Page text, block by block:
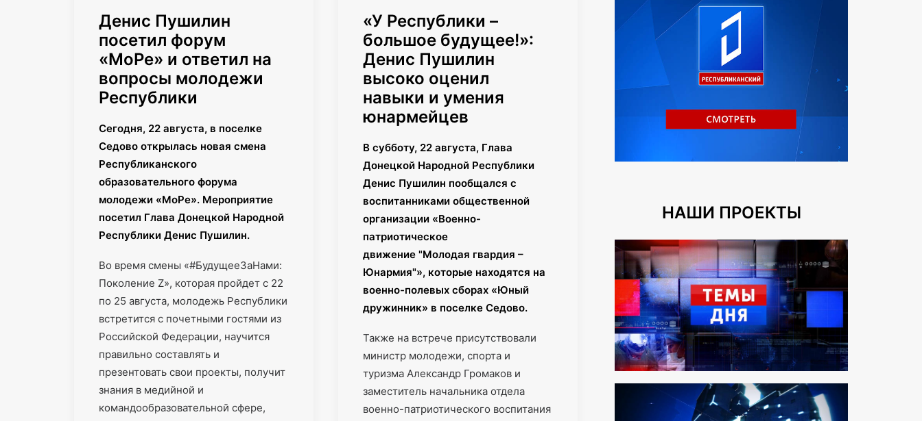
Денис Пушилин
посетил форум
«МоРе» и ответил на
вопросы молодежи
Республики
Сегодня, 22 августа, в поселке
Седово открылась новая смена
Республиканского
образовательного форума
молодежи «МоРе». Мероприятие
посетил Глава Донецкой Народной
Республики Денис Пушилин.
Во время смены «#БудущееЗаНами:
Поколение Z», которая пройдет с 22
по 25 августа, молодежь Республики
встретится с почетными гостями из
Российской Федерации, научится
правильно составлять и
презентовать свои проекты, получит
знания в медийной и
командообразовательной сфере,
«У Республики –
большое будущее!»:
Денис Пушилин
высоко оценил
навыки и умения
юнармейцев
В субботу, 22 августа, Глава
Донецкой Народной Республики
Денис Пушилин пообщался с
воспитанниками общественной
организации «Военно-
патриотическое
движение "Молодая гвардия –
Юнармия"», которые находятся на
военно-полевых сборах «Юный
дружинник» в поселке Седово.
Также на встрече присутствовали
министр молодежи, спорта и
туризма Александр Громаков и
заместитель начальника отдела
военно-патриотического воспитания
НАШИ ПРОЕКТЫ